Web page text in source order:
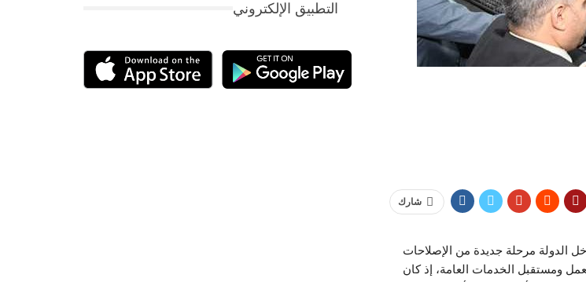
شارك
ومع إنتهاء برنامج صندوق النقد الدولي الذي بدأ في نوفمبر 2016 تدخل الدولة مرحلة جديدة من الإصلاحات
ومستقبل الخدمات العامة، إذ كان
التطبيق الإلكتروني